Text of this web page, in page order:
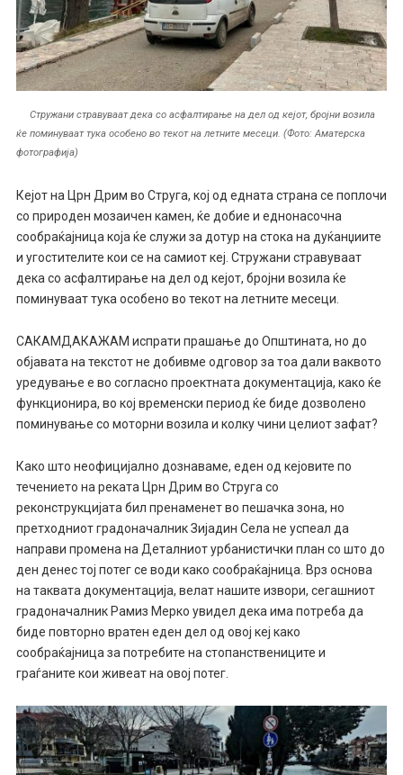
Стружани стравуваат дека со асфалтирање на дел од кејот, бројни возила
ќе поминуваат тука особено во текот на летните месеци. (Фото: Аматерска
фотографија)
Кејот на Црн Дрим во Струга, кој од едната страна се поплочи
со природен мозаичен камен, ќе добие и еднонасочна
сообраќајница која ќе служи за дотур на стока на дуќанџиите
и угостителите кои се на самиот кеј. Стружани стравуваат
дека со асфалтирање на дел од кејот, бројни возила ќе
поминуваат тука особено во текот на летните месеци.
САКАМДАКАЖАМ испрати прашање до Општината, но до
објавата на текстот не добивме одговор за тоа дали ваквото
уредување е во согласно проектната документација, како ќе
функционира, во кој временски период ќе биде дозволено
поминување со моторни возила и колку чини целиот зафат?
Како што неофицијално дознаваме, еден од кејовите по
течението на реката Црн Дрим во Струга со
реконструкцијата бил пренаменет во пешачка зона, но
претходниот градоначалник Зијадин Села не успеал да
направи промена на Деталниот урбанистички план со што до
ден денес тој потег се води како сообраќајница. Врз основа
на таквата документација, велат нашите извори, сегашниот
градоначалник Рамиз Мерко увидел дека има потреба да
биде повторно вратен еден дел од овој кеј како
сообраќајница за потребите на стопанствениците и
граѓаните кои живеат на овој потег.